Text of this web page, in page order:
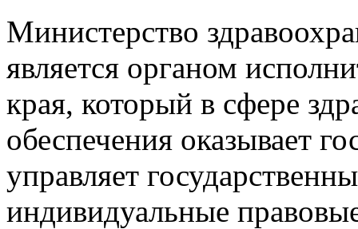
Министерство
является органом
края, который в сфере
обеспечения оказывает
управляет
индивидуальные